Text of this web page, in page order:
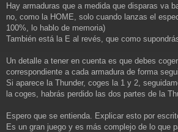
Hay armaduras que a medida que disparas va
no, como la HOME, solo cuando lanzas el
100%, lo hablo de memoria)
También está la E al revés, que como
Un detalle a tener en cuenta es que debes
correspondiente a cada armadura de forma
Si aparece la Thunder, coges la 1 y 2,
la coges, habrás perdido las dos partes de la
Espero que se entienda. Explicar esto por
Es un gran juego y es más complejo de lo que